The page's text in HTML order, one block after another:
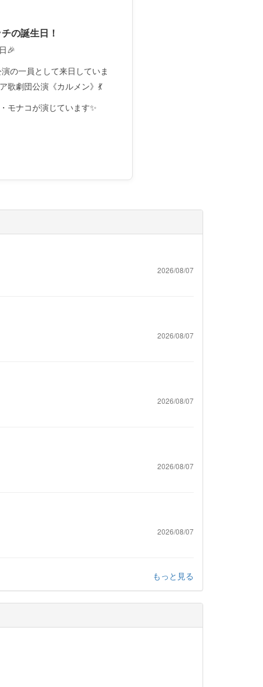
の誕生日！
🎉
の一員として来日していま
歌劇団公演《カルメン》💃
モナコが演じています✨
2026/08/07
2026/08/07
2026/08/07
2026/08/07
2026/08/07
もっと見る